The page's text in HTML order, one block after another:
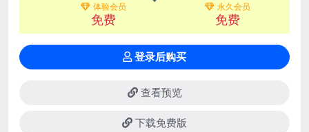
体验会员
免费
永久会员
免费
登录后购买
查看预览
下载免费版